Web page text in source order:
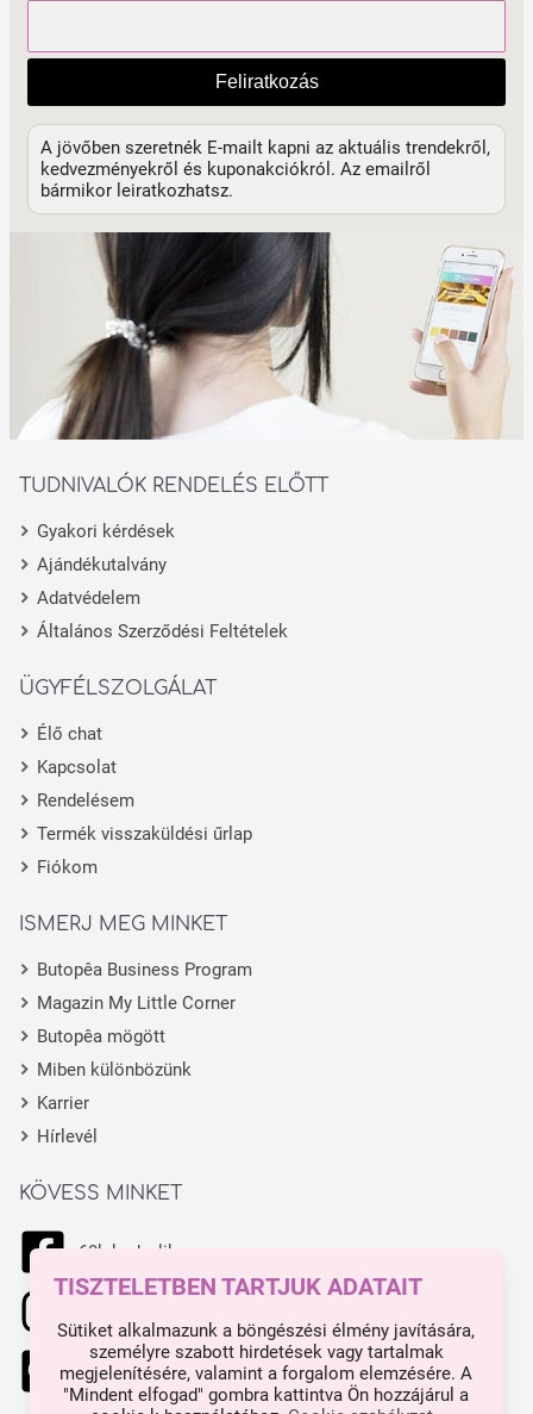
Feliratkozás
A jövőben szeretnék E-mailt kapni az aktuális trendekről,
kedvezményekről és kuponakciókról. Az emailről
bármikor leiratkozhatsz.
TUDNIVALÓK RENDELÉS ELŐTT
Gyakori kérdések
Ajándékutalvány
Adatvédelem
Általános Szerződési Feltételek
ÜGYFÉLSZOLGÁLAT
Élő chat
Kapcsolat
Rendelésem
Termék visszaküldési űrlap
Fiókom
ISMERJ MEG MINKET
Butopêa Business Program
Magazin My Little Corner
Butopêa mögött
Miben különbözünk
Karrier
Hírlevél
KÖVESS MINKET
68k kedvelik
444 kedvelik
TISZTELETBEN TARTJUK ADATAIT
Sütiket alkalmazunk a böngészési élmény javítására,
személyre szabott hirdetések vagy tartalmak
megjelenítésére, valamint a forgalom elemzésére. A
"Mindent elfogad" gombra kattintva Ön hozzájárul a